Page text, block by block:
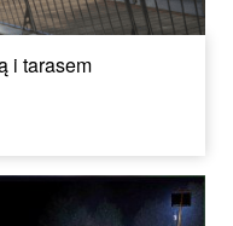
i tarasem